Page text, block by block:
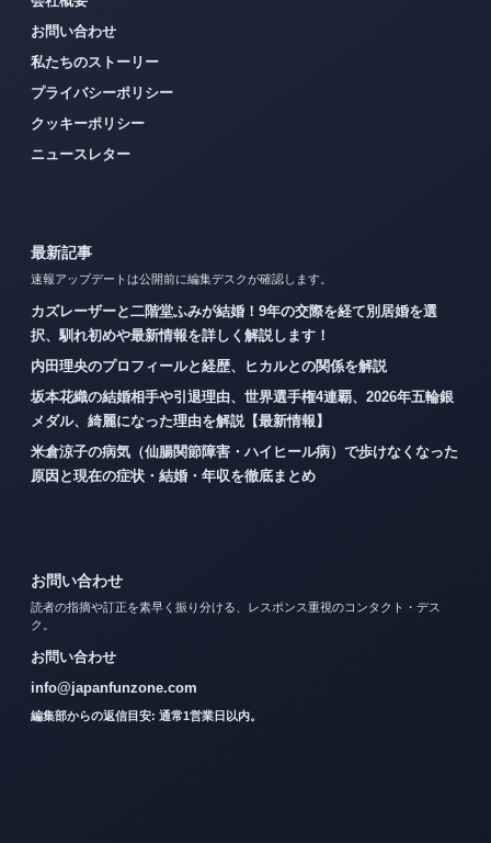
お問い合わせ
私たちのストーリー
プライバシーポリシー
クッキーポリシー
ニュースレター
最新記事
速報アップデートは公開前に編集デスクが確認します。
カズレーザーと二階堂ふみが結婚！9年の交際を経て別居婚を選
択、馴れ初めや最新情報を詳しく解説します！
内田理央のプロフィールと経歴、ヒカルとの関係を解説
坂本花織の結婚相手や引退理由、世界選手権4連覇、2026年五輪銀
メダル、綺麗になった理由を解説【最新情報】
米倉涼子の病気（仙腸関節障害・ハイヒール病）で歩けなくなった
原因と現在の症状・結婚・年収を徹底まとめ
お問い合わせ
読者の指摘や訂正を素早く振り分ける、レスポンス重視のコンタクト・デス
ク。
お問い合わせ
info@japanfunzone.com
編集部からの返信目安: 通常1営業日以内。